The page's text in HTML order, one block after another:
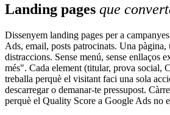
Landing pages que
Dissenyem landing pages per a
Ads, email, posts patrocinats. Una
distraccions. Sense menú, sense enllaços
més". Cada element (titular, prova social,
treballa perquè el visitant faci una sola
descarregar o demanar-te pressupost.
perquè el Quality Score a Google Ads no